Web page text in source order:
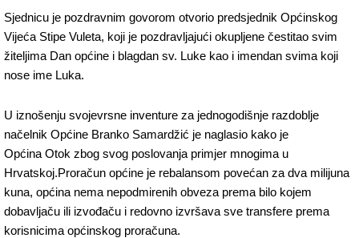
Sjednicu je pozdravnim govorom otvorio predsjednik Općinskog
Vijeća Stipe Vuleta, koji je pozdravljajući okupljene čestitao svim
žiteljima Dan općine i blagdan sv. Luke kao i imendan svima koji
nose ime Luka.
U iznošenju svojevrsne inventure za jednogodišnje razdoblje
načelnik Općine Branko Samardžić je naglasio kako je
Općina Otok zbog svog poslovanja primjer mnogima u
Hrvatskoj.Proračun općine je rebalansom povećan za dva milijuna
kuna, općina nema nepodmirenih obveza prema bilo kojem
dobavljaču ili izvođaču i redovno izvršava sve transfere prema
korisnicima općinskog proračuna.